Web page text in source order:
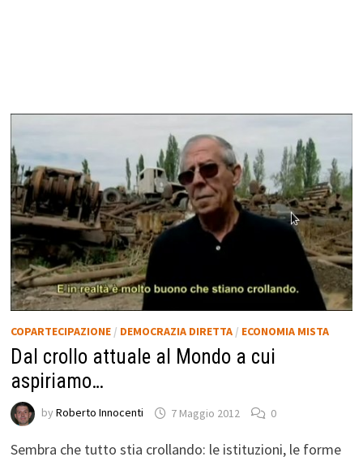
COPARTECIPAZIONE/ DEMOCRAZIA DIRETTA/ ECONOMIA MISTA
Dal crollo attuale al Mondo a cui
aspiriamo…
by Roberto Innocenti 7 Maggio 2012 0
Sembra che tutto stia crollando: le istituzioni, le forme